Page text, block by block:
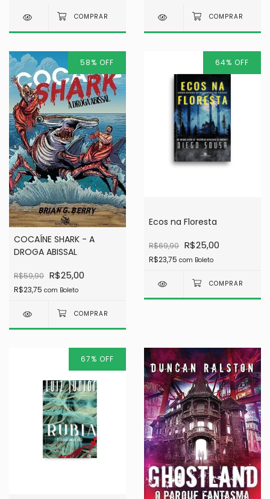
58% OFF
COCAÍNE SHARK - A
DROGA ABISSAL
R$59,90 R$25,00
R$23,75 com Boleto
64% OFF
Ecos na Floresta
R$69,90 R$25,00
R$23,75 com Boleto
67% OFF